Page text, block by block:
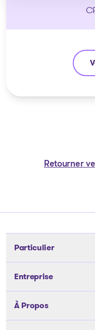
Retourner
Particulier
Outils
Les solutions
Articles et conseils
Entreprise
Les solutions
Articles et conseils
À Propos